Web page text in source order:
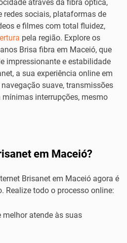
através da fibra óptica,
redes sociais, plataformas de
e filmes com total fluidez,
pela região. Explore os
Brisa fibra em Maceió, que
impressionante e estabilidade
a sua experiência online em
suave, transmissões
interrupções, mesmo
em Maceió?
Brisanet em Maceió agora é
Realize todo o processo online:
melhor atende às suas